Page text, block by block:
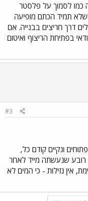
כמו לסמוך על פלסטר
שלא תמיד הכתם מופיעה
דרך חריצים בבנייה. אם
בפתיחת הריצוף ואיטום
#3
ונקיים קודם כל,
רובע שנעשתה מייד לאחר
לא קיימת, אין נזילות - כי המים לא